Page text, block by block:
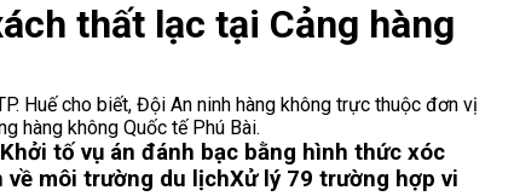
thất lạc tại Cảng hàng
Huế cho biết, Đội An ninh hàng không trực thuộc đơn vị
hàng không Quốc tế Phú Bài.
Khởi tố vụ án đánh bạc bằng hình thức xóc
về môi trường du lịchXử lý 79 trường hợp vi